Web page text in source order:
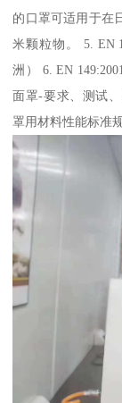
的口罩可适用于在
米颗粒物。 5. EN
洲） 6. EN
面罩-要求、测试
罩用材料性能标准